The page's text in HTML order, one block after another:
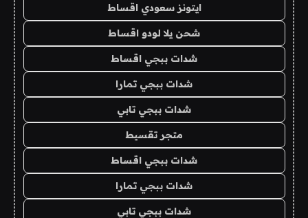
ايتونز سعودي اقساط
شحن يلا لودو اقساط
شدات ببجي اقساط
شدات ببجي تمارا
شدات ببجي تابي
متجر تقسيط
شدات ببجي اقساط
شدات ببجي تمارا
شدات ببجي تابي